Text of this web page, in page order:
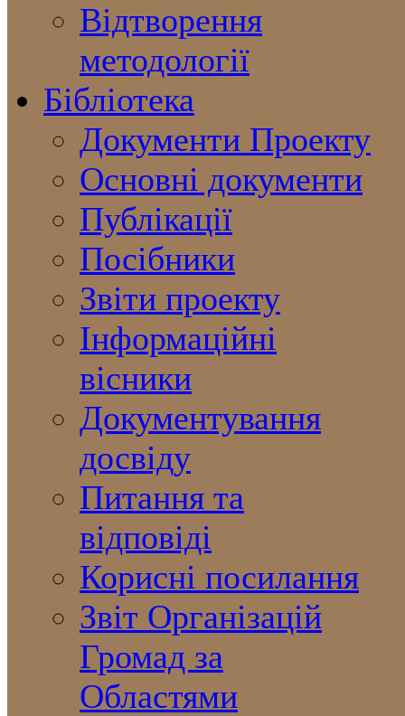
Відтворення
методології
Бібліотека
Документи Проекту
Основні документи
Публікації
Посібники
Звіти проекту
Інформаційні
вісники
Документування
досвіду
Питання та
відповіді
Корисні посилання
Звіт Організацій
Громад за
Областями